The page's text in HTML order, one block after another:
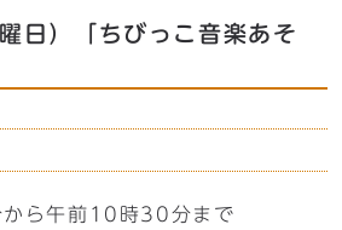
日）「ちびっこ音楽あそ
ら午前10時30分まで